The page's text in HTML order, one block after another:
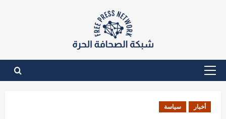
القائمة
أخبار سياسة